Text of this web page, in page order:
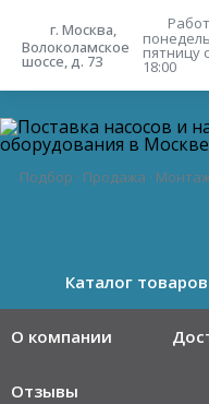
г. Москва,
Волоколамское
шоссе, д. 73 пятницу
18:00
Подбор · Продажа · Монтаж
Каталог товаров
О компании
Отзывы